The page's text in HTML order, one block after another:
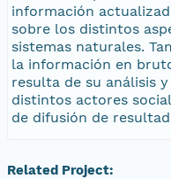
información
sobre los distintos
sistemas naturales.
la información en
resulta de su análisis
distintos actores
de difusión de
Related Project: